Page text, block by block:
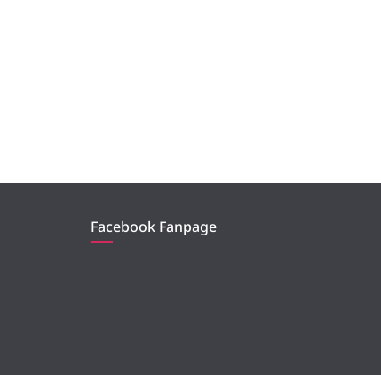
Facebook Fanpage